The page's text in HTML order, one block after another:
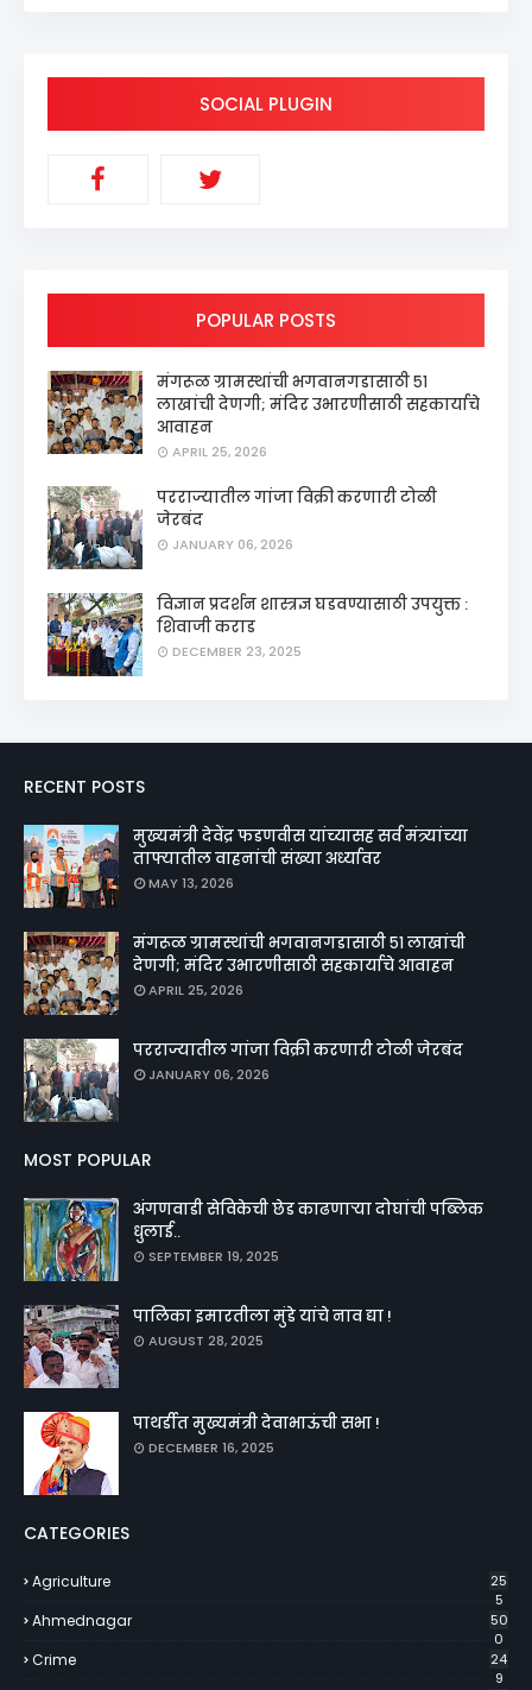
SOCIAL PLUGIN
POPULAR POSTS
मंगरूळ ग्रामस्थांची भगवानगडासाठी ५१
लाखांची देणगी; मंदिर उभारणीसाठी सहकार्याचे
आवाहन
APRIL 25, 2026
परराज्यातील गांजा विक्री करणारी टोळी
जेरबंद
JANUARY 06, 2026
विज्ञान प्रदर्शन शास्त्रज्ञ घडवण्यासाठी उपयुक्त :
शिवाजी कराड
DECEMBER 23, 2025
RECENT POSTS
मुख्यमंत्री देवेंद्र फडणवीस यांच्यासह सर्व मंत्र्यांच्या
ताफ्यातील वाहनांची संख्या अर्ध्यावर
MAY 13, 2026
मंगरूळ ग्रामस्थांची भगवानगडासाठी ५१ लाखांची
देणगी; मंदिर उभारणीसाठी सहकार्याचे आवाहन
APRIL 25, 2026
परराज्यातील गांजा विक्री करणारी टोळी जेरबंद
JANUARY 06, 2026
MOST POPULAR
अंगणवाडी सेविकेची छेड काढणाऱ्या दोघांची पब्लिक
धुलाई..
SEPTEMBER 19, 2025
पालिका इमारतीला मुंडे यांचे नाव द्या !
AUGUST 28, 2025
पाथर्डीत मुख्यमंत्री देवाभाऊंची सभा !
DECEMBER 16, 2025
CATEGORIES
Agriculture
25
5
Ahmednagar
50
0
Crime
24
9